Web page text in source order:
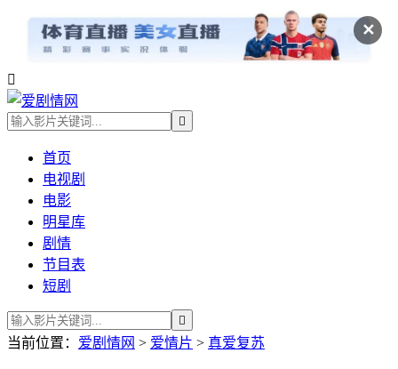
✕


首页
电视剧
电影
明星库
剧情
节目表
短剧

当前位置： 爱剧情网 > 爱情片 > 真爱复苏